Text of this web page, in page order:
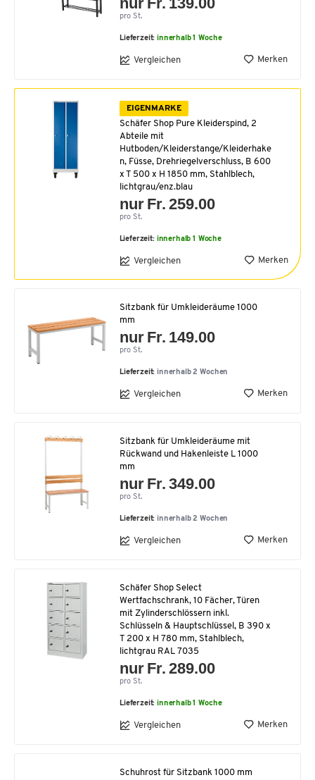
pro St.
Lieferzeit:innerhalb 1 Woche
Vergleichen Merken
EIGENMARKE
Schäfer Shop Pure Kleiderspind, 2
Abteile mit
Hutboden/Kleiderstange/Kleiderhake
n, Füsse, Drehriegelverschluss, B 600
x T 500 x H 1850 mm, Stahlblech,
lichtgrau/enz.blau
nur Fr. 259.00
pro St.
Lieferzeit: innerhalb 1 Woche
Vergleichen Merken
Sitzbank für Umkleideräume 1000
mm
nur Fr. 149.00
pro St.
Lieferzeit: innerhalb 2 Wochen
Vergleichen Merken
Sitzbank für Umkleideräume mit
Rückwand und Hakenleiste L 1000
mm
nur Fr. 349.00
pro St.
Lieferzeit: innerhalb 2 Wochen
Vergleichen Merken
Schäfer Shop Select
Wertfachschrank, 10 Fächer, Türen
mit Zylinderschlössern inkl.
Schlüsseln & Hauptschlüssel, B 390 x
T 200 x H 780 mm, Stahlblech,
lichtgrau RAL 7035
nur Fr. 289.00
pro St.
Lieferzeit:innerhalb 1 Woche
Vergleichen Merken
Schuhrost für Sitzbank 1000 mm